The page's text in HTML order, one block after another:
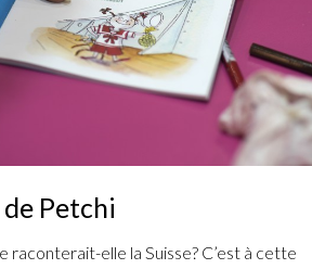
Petchi
raconterait-elle la Suisse? C’est à cette